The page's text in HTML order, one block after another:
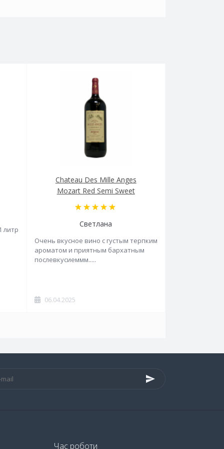
литр
Chateau Des Mille Anges
Mozart Red Semi Sweet
Светлана
Очень вкусное вино с густым терпким
ароматом и приятным бархатным
послевкусиеммм.....
06.04.2025
Час роботи